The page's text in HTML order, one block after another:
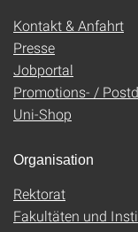
Kontakt & Anfahrt
Presse
Jobportal
Promotions- /
Uni-Shop
Organisation
Rektorat
Fakultäten und